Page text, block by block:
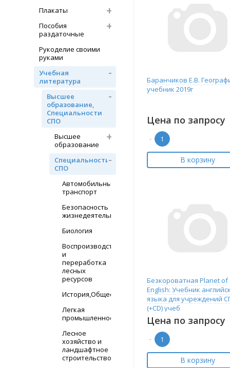
Плакаты
Пособия
раздаточные
Рукоделие своими
руками
Учебная
литература
Высшее
образование,
Специальности
СПО
Высшее
образование
Специальности
СПО
Автомобильный
транспорт
Безопасность
жизнедеятельности
Биология
Воспроизводство
и
переработка
лесных
ресурсов
История,Обществознание
Легкая
промышленность
Лесное
хозяйство и
ландшафтное
строительство
Баранчиков Е.В.
учебник 2019г
Цена по запросу
-
В корзину
Безкороватная Planet of
English: Учебник
языка для учреждений
(+CD) учеб
Цена по запросу
-
В корзину